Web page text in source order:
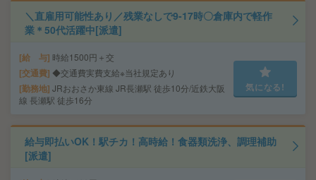
＼直雇用可能性あり／残業なしで9-17時〇倉庫内で軽作
業＊50代活躍中[派遣]
給 与 時給1500円＋交
交通費 ◆交通費実費支給※当社規定あり
勤務地 JRおおさか東線 JR長瀬駅 徒歩10分/近鉄大阪
線 長瀬駅 徒歩16分
気になる!
給与即払いOK！駅チカ！高時給！食器類洗浄、調理補助
[派遣]